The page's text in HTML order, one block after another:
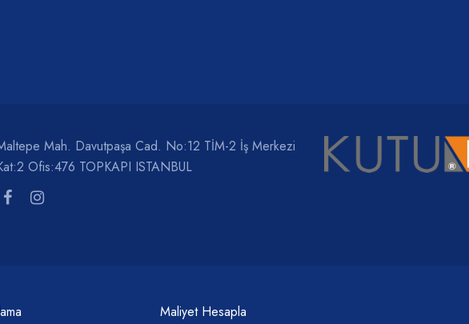
Mah. Davutpaşa Cad. No:12 TİM-2 İş Merkezi
Ofis:476 TOPKAPI ISTANBUL
Maliyet Hesapla